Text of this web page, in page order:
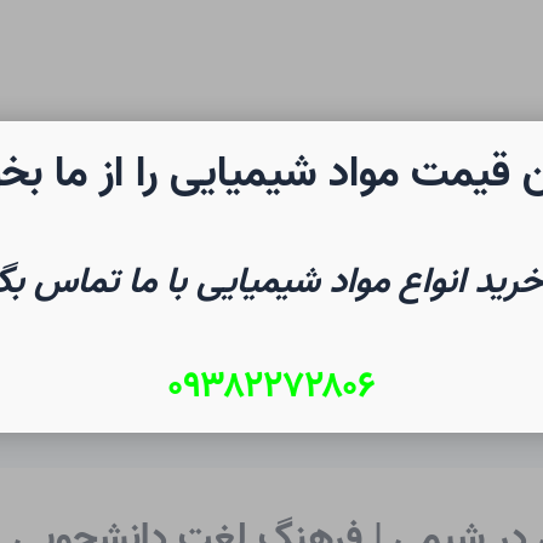
شیمی صفحه نخست
قیمت مواد شیمیایی را از ما
انواع مواد شیمیایی با ما تماس
۰۹۳۸۲۲۷۲۸۰۶